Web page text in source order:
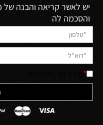
יש לאשר קריאה והבנה של
והסכמה לה
*